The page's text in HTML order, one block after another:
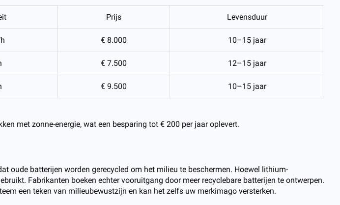
Prijs Levensduur
€ 8.000 10–15 jaar
€ 7.500 12–15 jaar
€ 9.500 10–15 jaar
met zonne-energie, wat een besparing tot € 200 per jaar oplevert.
oude batterijen worden gerecycled om het milieu te beschermen. Hoewel lithium-
Fabrikanten boeken echter vooruitgang door meer recyclebare batterijen te ontwerpen.
een teken van milieubewustzijn en kan het zelfs uw merkimago versterken.